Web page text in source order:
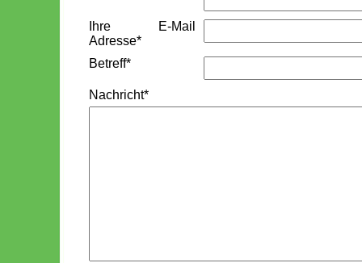
Ihre E-Mail
Adresse*
Betreff*
Nachricht*